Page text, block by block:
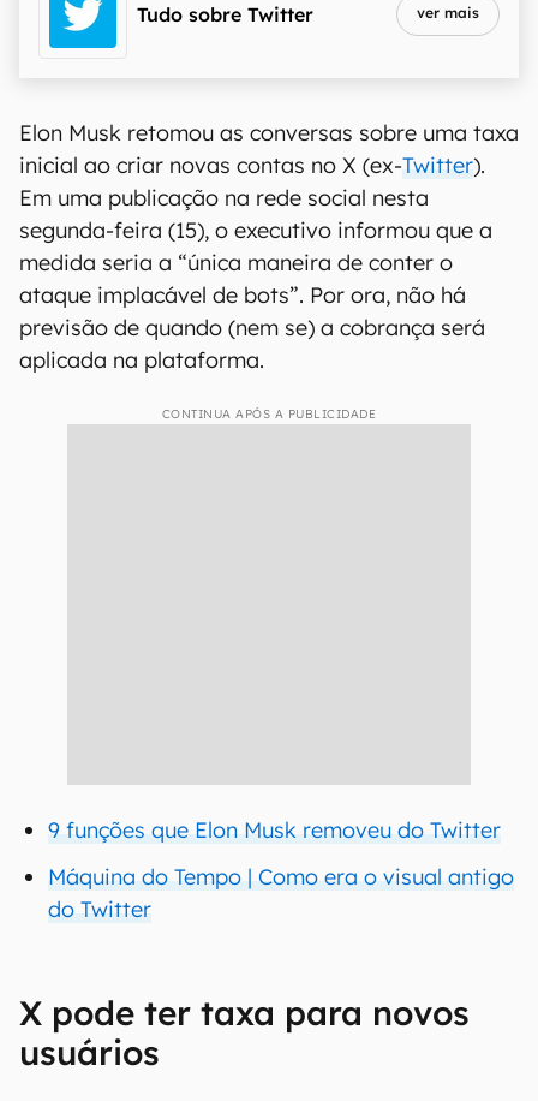
Tudo sobre Twitter ver mais
Elon Musk retomou as conversas sobre uma taxa
inicial ao criar novas contas no X (ex-Twitter).
Em uma publicação na rede social nesta
segunda-feira (15), o executivo informou que a
medida seria a “única maneira de conter o
ataque implacável de bots”. Por ora, não há
previsão de quando (nem se) a cobrança será
aplicada na plataforma.
CONTINUA APÓS A PUBLICIDADE
9 funções que Elon Musk removeu do Twitter
Máquina do Tempo | Como era o visual antigo
do Twitter
X pode ter taxa para novos
usuários